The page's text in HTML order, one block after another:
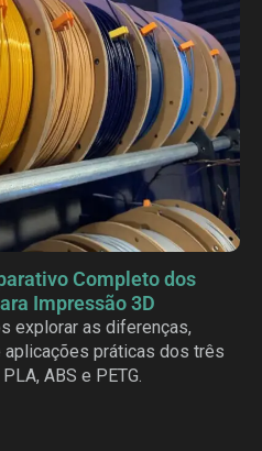
Completo dos
Impressão 3D
explorar as diferenças,
aplicações práticas dos três
ABS e PETG.